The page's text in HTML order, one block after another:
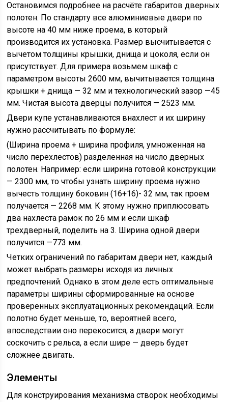
Остановимся подробнее на расчёте габаритов дверных
полотен. По стандарту все алюминиевые двери по
высоте на 40 мм ниже проема, в который
производится их установка. Размер высчитывается с
вычетом толщины крышки, днища и цоколя, если он
присутствует. Для примера возьмем шкаф с
параметром высоты 2600 мм, вычитывается толщина
крышки + днища — 32 мм и технологический зазор —45
мм. Чистая высота дверцы получится — 2523 мм.
Двери купе устанавливаются внахлест и их ширину
нужно рассчитывать по формуле:
(Ширина проема + ширина профиля, умноженная на
число перехлестов) разделенная на число дверных
полотен. Например: если ширина готовой конструкции
— 2300 мм, то чтобы узнать ширину проема нужно
вычесть толщину боковин (16+16)- 32 мм, так проем
получается — 2268 мм. К этому нужно приплюсовать
два нахлеста рамок по 26 мм и если шкаф
трехдверный, поделить на 3. Ширина одной двери
получится —773 мм.
Четких ограничений по габаритам двери нет, каждый
может выбрать размеры исходя из личных
предпочтений. Однако в этом деле есть оптимальные
параметры ширины сформированные на основе
проверенных эксплуатационных рекомендаций. Если
полотно будет меньше, то, вероятней всего,
впоследствии оно перекосится, а двери могут
соскочить с рельса, а если шире — дверь будет
сложнее двигать.
Элементы
Для конструирования механизма створок необходимы